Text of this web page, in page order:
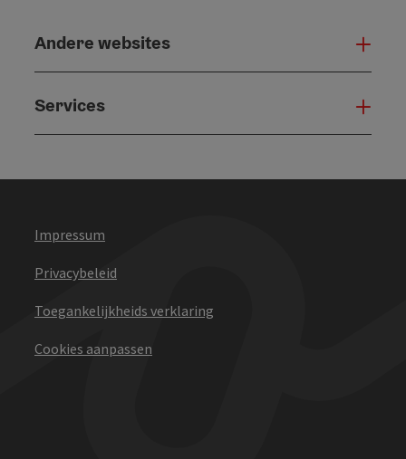
Andere websites
Services
Impressum
Privacybeleid
Toegankelijkheids verklaring
Cookies aanpassen